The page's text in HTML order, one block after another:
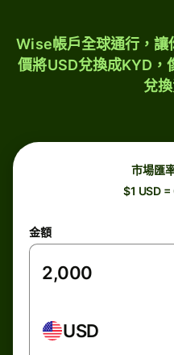
Wise帳戶全球通行，讓
價將USD兌換成KYD，
兌
市場匯
$1 USD
金額
USD